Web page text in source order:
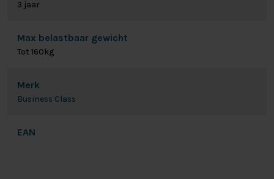
3 jaar
Max belastbaar gewicht
Tot 160kg
Merk
Business Class
EAN